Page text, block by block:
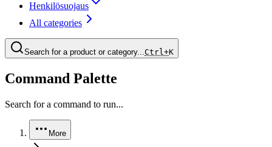
Henkilösuojaus
All categories
Search for a product or category...Ctrl+K
Command Palette
Search for a command to run...
More